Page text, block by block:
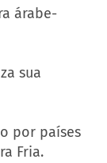
árabe-
sua
por países
Fria.